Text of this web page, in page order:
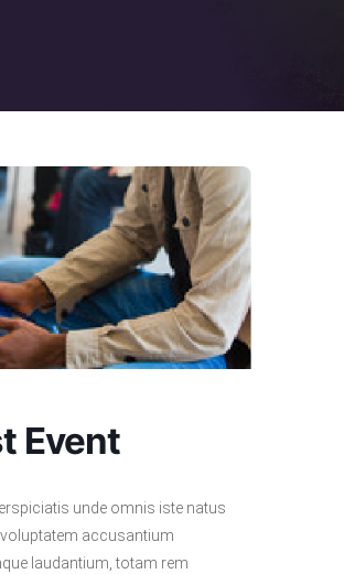
Event
unde omnis iste natus
accusantium
laudantium, totam rem